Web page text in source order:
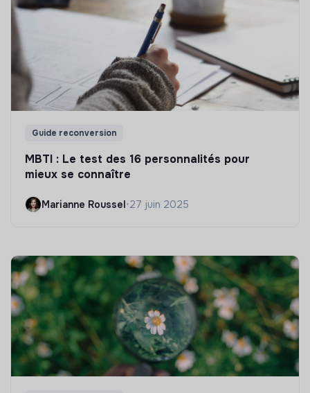
Guide reconversion
MBTI : Le test des 16 personnalités pour
mieux se connaître
Marianne Roussel•27 juin 2025